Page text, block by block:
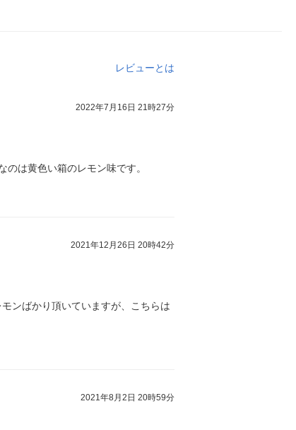
レビューとは
2022年7月16日 21時27分
は黄色い箱のレモン味です。
2021年12月26日 20時42分
ンばかり頂いていますが、こちらは
2021年8月2日 20時59分